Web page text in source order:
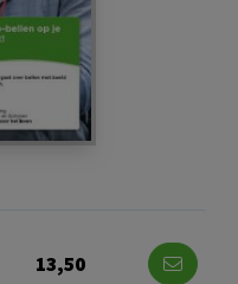
13,50